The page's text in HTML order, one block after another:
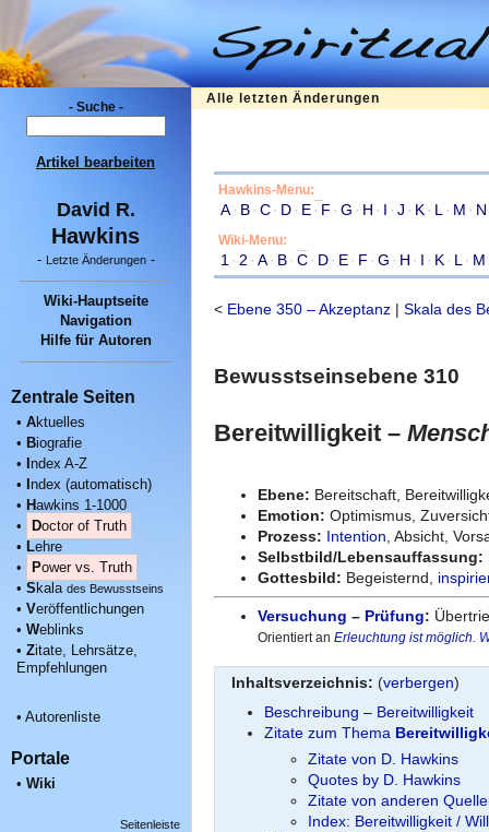
- Suche -
Artikel bearbeiten
David R.
Hawkins
- Letzte Änderungen-
Wiki-Hauptseite
Navigation
Hilfe für Autoren
Zentrale Seiten
• Aktuelles
• Biografie
• ndex A-Z
• ndex (automatisch)
• Hawkins 1-1000
•
Doctor of Truth
• Lehre
•
Power vs. Truth
• S kala des Bewusstseins
• Veröffentlichungen
• Weblinks
• Zitate, Lehrsätze,
Empfehlungen
• Autorenliste
Portale
• Wiki
Seitenleiste
Alle letzten Änderungen
Hawkins-Menu:
A· B· C· D· E· F · G · H · I · J · K· L · M · N
Wiki-Menu:
1 · 2 · A· B· C· D· E· F · G · H · I · K· L · M
< Ebene 350 – Akzeptanz| Skala des
Bewusstseinsebene 310
Bereitwilligkeit –
Ebene: Bereitschaft,
Emotion: Optimismus,
Prozess: Intention , Absicht,
Selbstbild/Lebensauffassung:
Gottesbild: Begeisternd,
Versuchung – Prüfung:
Orientiert an Erleuchtung ist möglich.
Inhaltsverzeichnis: (verbergen)
Beschreibung – Bereitwilligkeit
Zitate zum Thema
Zitate von D. Hawkins
Quotes by D. Hawkins
Zitate von anderen
Index: Bereitwilligkeit /